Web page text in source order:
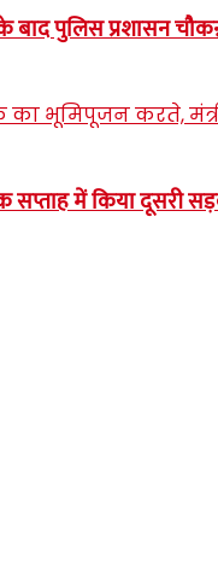
बाद पुलिस प्रशासन
में किया दूसरी